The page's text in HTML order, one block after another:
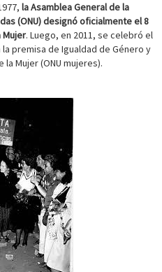
la Asamblea General de la
(ONU) designó oficialmente el 8
Mujer. Luego, en 2011, se celebró el
premisa de Igualdad de Género y
Mujer (ONU mujeres).